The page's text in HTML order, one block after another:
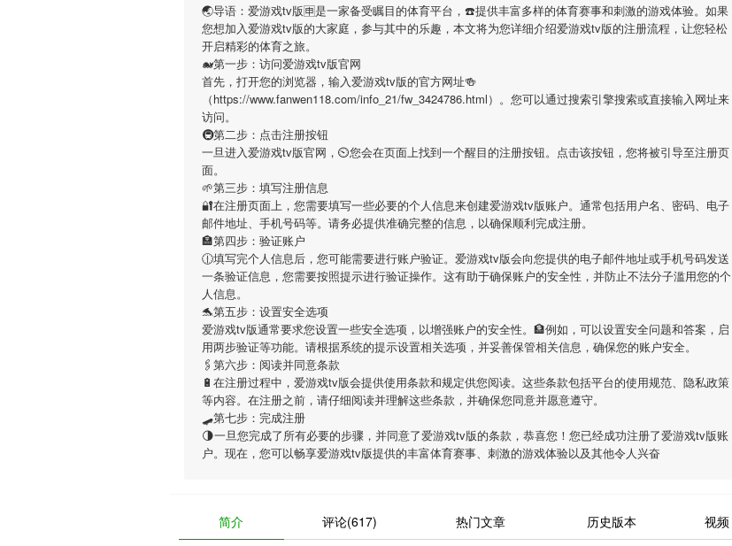
🌏导语： 爱游戏tv版🈸是一家备受瞩目的体育平台，☎️提供丰富多样的体育赛事和刺激的游戏体验。如果
您想加入爱游戏tv版的大家庭，参与其中的乐趣，本文将为您详细介绍爱游戏tv版的注册流程，让您轻松
开启精彩的体育之旅。
🐋第一步：访问爱游戏tv版官网
首先，打开您的浏览器，输入爱游戏tv版的官方网址🍻
（https://www.fanwen118.com/info_21/fw_3424786.html）。您可以通过搜索引擎搜索或直接输入网址来
访问。
🚇第二步：点击注册按钮
一旦进入爱游戏tv版官网，⏲您会在页面上找到一个醒目的注册按钮。点击该按钮，您将被引导至注册页
面。
🌱第三步：填写注册信息
🔐在注册页面上，您需要填写一些必要的个人信息来创建爱游戏tv版账户。通常包括用户名、密码、电子
邮件地址、手机号码等。请务必提供准确完整的信息，以确保顺利完成注册。
🏣第四步：验证账户
🕧填写完个人信息后，您可能需要进行账户验证。 爱游戏tv版会向您提供的电子邮件地址或手机号码发送
一条验证信息，您需要按照提示进行验证操作。这有助于确保账户的安全性，并防止不法分子滥用您的个
人信息。
🐬第五步：设置安全选项
爱游戏tv版通常要求您设置一些安全选项，以增强账户的安全性。🏦例如，可以设置安全问题和答案，启
用两步验证等功能。请根据系统的提示设置相关选项，并妥善保管相关信息，确保您的账户安全。
🖇第六步：阅读并同意条款
🔋在注册过程中， 爱游戏tv版会提供使用条款和规定供您阅读。这些条款包括平台的使用规范、隐私政策
等内容。在注册之前，请仔细阅读并理解这些条款，并确保您同意并愿意遵守。
🛹第七步：完成注册
🌗一旦您完成了所有必要的步骤，并同意了爱游戏tv版的条款，恭喜您！您已经成功注册了爱游戏tv版账
户。现在，您可以畅享爱游戏tv版提供的丰富体育赛事、刺激的游戏体验以及其他令人兴奋
简介 评论(617) 热门文章 历史版本 视频